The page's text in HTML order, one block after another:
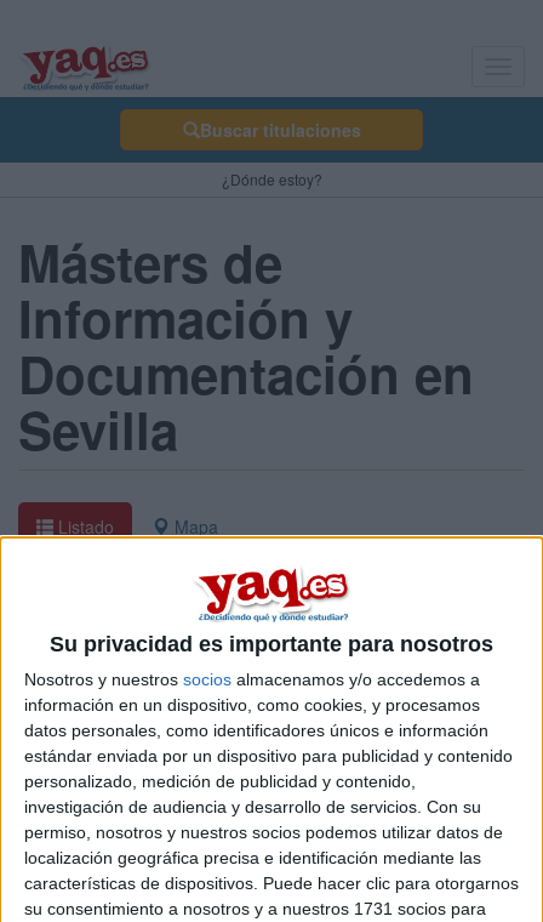
Su privacidad es importante para nosotros
Nosotros y nuestros socios almacenamos y/o accedemos a
información en un dispositivo, como cookies, y procesamos
datos personales, como identificadores únicos e información
estándar enviada por un dispositivo para publicidad y contenido
personalizado, medición de publicidad y contenido,
investigación de audiencia y desarrollo de servicios. Con su
permiso, nosotros y nuestros socios podemos utilizar datos de
localización geográfica precisa e identificación mediante las
características de dispositivos. Puede hacer clic para otorgarnos
su consentimiento a nosotros y a nuestros 1731 socios para
Buscar titulaciones
¿Dónde estoy?
Másters de
Información y
Documentación en
Sevilla
Listado Mapa
1 opciónpara hacer unmáster en el area de
información y documentación.
Si quieresampliar tu búsqueda a toda España, hay otros 12
másters en información y documentación entre los que puedes
elegir. Estos estudios están asociados a la rama de Ciencias
sociales y jurídicas.
Presencial |
Sevilla
Máster Universitario en
Documentos y Libros. Archivos y Bibliotecas
UNIVERSIDAD DE SEVILLA (Universidad Pública)
Tipo: Máster
Pídeles información ¡GRATIS!